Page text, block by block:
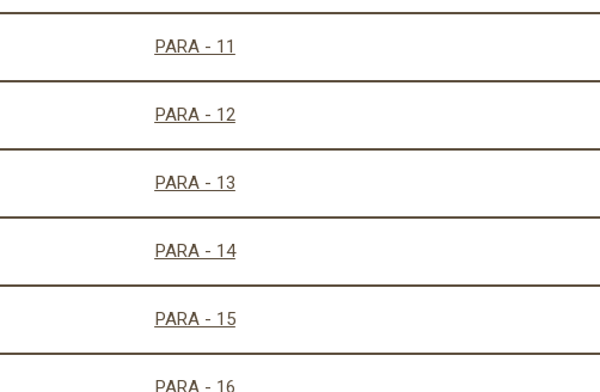
PARA - 11
PARA - 12
PARA - 13
PARA - 14
PARA - 15
PARA - 16